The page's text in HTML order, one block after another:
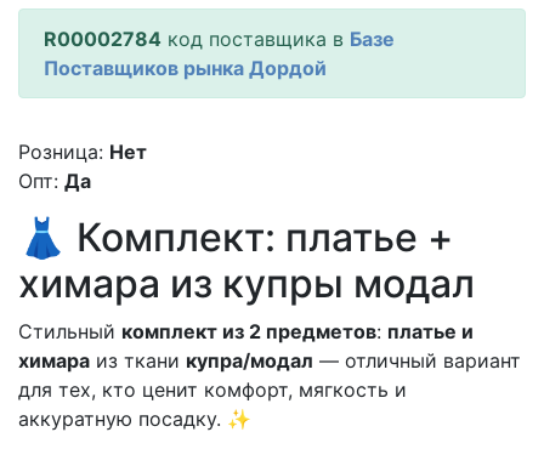
R00002784 код поставщика в Базе
Поставщиков рынка Дордой
Розница: Нет
Опт: Да
👗 Комплект: платье +
химара из купры модал
Стильный комплект из 2 предметов: платье и
химара из ткани купра/модал — отличный вариант
для тех, кто ценит комфорт, мягкость и
аккуратную посадку. ✨